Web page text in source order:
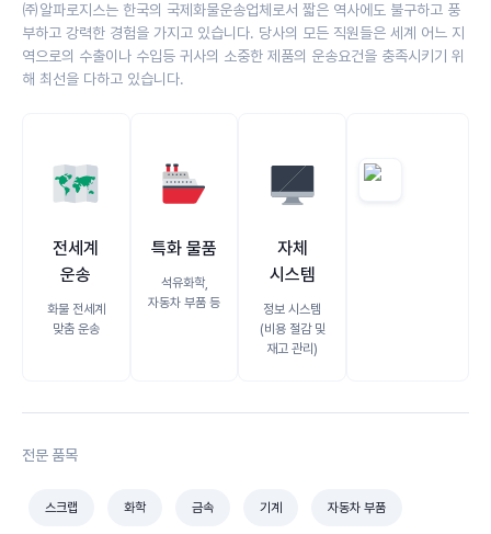
㈜알파로지스는 한국의 국제화물운송업체로서 짧은 역사에도 불구하고 풍
부하고 강력한 경험을 가지고 있습니다. 당사의 모든 직원들은 세계 어느 지
역으로의 수출이나 수입등 귀사의 소중한 제품의 운송요건을 충족시키기 위
해 최선을 다하고 있습니다.
🗺️
전세계
운송
화물 전세계
맞춤 운송
🚢
특화 물품
석유화학,
자동차 부품 등
🖥️
자체
시스템
정보 시스템
(비용 절감 및
재고 관리)
전문 품목
스크랩 화학 금속 기계 자동차 부품